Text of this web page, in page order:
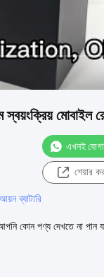
মোবাইল
এখনই
শেয়ার
ব্যাটারি
কোন পণ্য দেখতে না পান